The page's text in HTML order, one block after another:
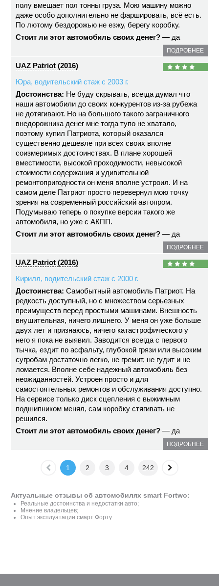
полу вмещает пол тонны груза. Мою машину можно
даже особо дополнительно не фаршировать, всё есть.
По лютому бездорожью не езжу, берегу коробку.
Стоит ли этот автомобиль своих денег? — да
ПОДРОБНЕЕ
UAZ Patriot (2016)
Юра, водительский стаж с 2003 г.
Достоинства: Не буду скрывать, всегда думал что
наши автомобили до своих конкурентов из-за рубежа
не дотягивают. Но на большого такого заграничного
внедорожника денег мне тогда тупо не хватало,
поэтому купил Патриота, который оказался
существенно дешевле при всех своих вполне
соизмеримых достоинствах. В плане хорошей
вместимости, высокой проходимости, невысокой
стоимости содержания и удивительной
ремонтопригодности он меня вполне устроил. И на
самом деле Патриот просто перевернул мою точку
зрения на современный российский автопром.
Подумываю теперь о покупке версии такого же
автомобиля, но уже с АКПП.
Стоит ли этот автомобиль своих денег? — да
ПОДРОБНЕЕ
UAZ Patriot (2016)
Кирилл, водительский стаж с 2000 г.
Достоинства: Самобытный автомобиль Патриот. На
редкость доступный, но с множеством серьезных
преимуществ перед простыми машинами. Внешность
внушительная, ничего лишнего. У меня он уже больше
двух лет и признаюсь, ничего катастрофического у
него я пока не выявил. Заводится всегда с первого
тычка, ездит по асфальту, глубокой грязи или высоким
сугробам достаточно легко, не гремит, не гудит и не
ломается. Вполне себе надежный автомобиль без
неожиданностей. Устроен просто и для
самостоятельных ремонтов и обслуживания доступно.
На сервисе только диск сцепления с выжимным
подшипником менял, сам коробку стягивать не
решился.
Стоит ли этот автомобиль своих денег? — да
ПОДРОБНЕЕ
1 2 3 4 242
Актуальные отзывы об автомобилях smart Fortwo:
Реальные достоинства и недостатки авто;
Мнение владельцев;
Опыт эксплуатации смарт Форту.